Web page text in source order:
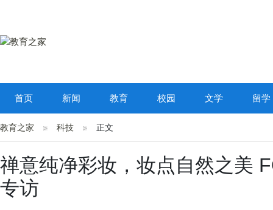
首页 新闻 教育 校园 文学 留学
教育之家 科技 正文
禅意纯净彩妆，妆点自然之美
专访